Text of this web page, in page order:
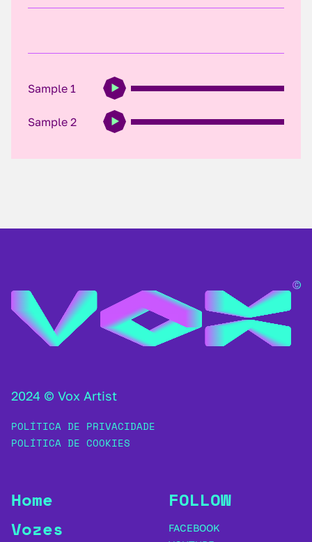
Sample 1
Sample 2
2024 © Vox Artist
POLÍTICA DE PRIVACIDADE
POLÍTICA DE COOKIES
Home
Vozes
FOLLOW
FACEBOOK